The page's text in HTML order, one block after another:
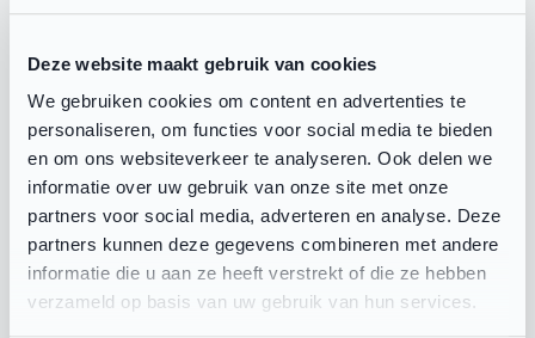
Deze website maakt gebruik van cookies
We gebruiken cookies om content en advertenties te
personaliseren, om functies voor social media te bieden
en om ons websiteverkeer te analyseren. Ook delen we
informatie over uw gebruik van onze site met onze
partners voor social media, adverteren en analyse. Deze
partners kunnen deze gegevens combineren met andere
informatie die u aan ze heeft verstrekt of die ze hebben
verzameld op basis van uw gebruik van hun services.
vrijwilligersfunctie staat heel mooi op mijn cv."
's avonds amper thuis bent, maar ik heb
bijvoorbeeld nog geen kinderen. Als je het zo
bekijkt, kun je eigenlijk geen beter moment
bedenken. Daarnaast is het ook nog bijzonder
leerzaam."